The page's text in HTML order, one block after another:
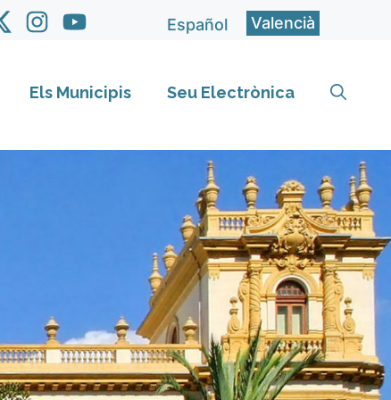
Español Valencià
Els Municipis Seu Electrònica